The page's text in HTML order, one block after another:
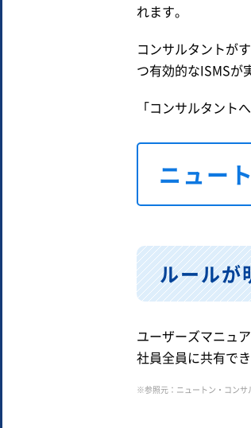
れます。
コンサルタントが
つ有効的なISMSが
「コンサルタント
ニュー
ルールが
ユーザーズマニュ
社員全員に共有で
※参照元：ニュートン・コンサ